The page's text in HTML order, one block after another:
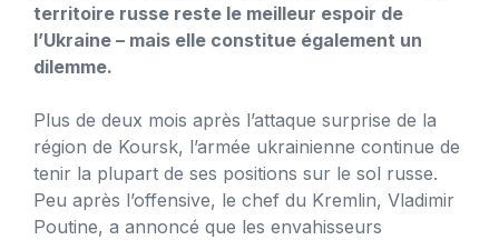
territoire russe reste le meilleur espoir de
l’Ukraine – mais elle constitue également un
dilemme.
Plus de deux mois après l’attaque surprise de la
région de Koursk, l’armée ukrainienne continue de
tenir la plupart de ses positions sur le sol russe.
Peu après l’offensive, le chef du Kremlin, Vladimir
Poutine, a annoncé que les envahisseurs